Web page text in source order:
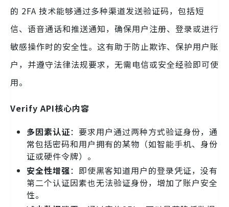
的 2FA 技术能够通过多种渠道发送验证码，包括短
信、语音通话和推送通知，确保用户注册、登录或进行
敏感操作时的安全性。这有助于防止欺诈、保护用户账
户，并遵守法律法规要求，无需电信或安全经验即可使
用。
Verify API核心内容
多因素认证：要求用户通过两种方式验证身份，通
常包括密码和用户拥有的某物（如智能手机、身份
证或硬件令牌）。
安全性增强：即使黑客知道用户的登录凭证，没有
第二个认证因素也无法验证身份，增加了账户安全
性。